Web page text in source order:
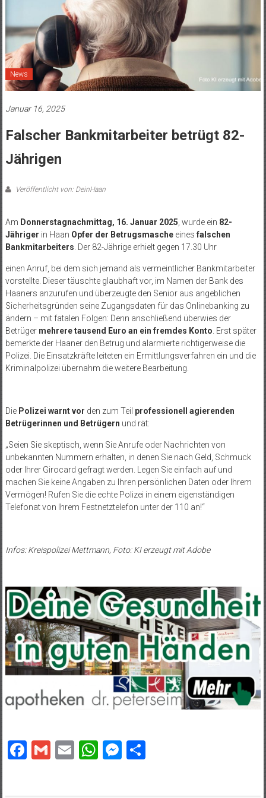
News
Januar 16, 2025
Falscher Bankmitarbeiter betrügt 82-
Jährigen
Veröffentlicht von: DeinHaan
Am Donnerstagnachmittag, 16. Januar 2025 , wurde ein 82-
Jähriger in Haan Opfer der Betrugsmascheeines falschen
Bankmitarbeiters . Der 82-Jährige erhielt gegen 17.30 Uhr
einen Anruf, bei dem sich jemand als vermeintlicher Bankmitarbeiter
vorstellte. Dieser täuschte glaubhaft vor, im Namen der Bank des
Haaners anzurufen und überzeugte den Senior aus angeblichen
Sicherheitsgründen seine Zugangsdaten für das Onlinebanking zu
ändern – mit fatalen Folgen: Denn anschließend überwies der
Betrüger mehrere tausend Euro an ein fremdes Konto . Erst später
bemerkte der Haaner den Betrug und alarmierte richtigerweise die
Polizei. Die Einsatzkräfte leiteten ein Ermittlungsverfahren ein und die
Kriminalpolizei übernahm die weitere Bearbeitung.
Die Polizei warntvor den zum Teil professionell agierenden
Betrügerinnen und Betrügern und rät:
„Seien Sie skeptisch, wenn Sie Anrufe oder Nachrichten von
unbekannten Nummern erhalten, in denen Sie nach Geld, Schmuck
oder Ihrer Girocard gefragt werden. Legen Sie einfach auf und
machen Sie keine Angaben zu Ihren persönlichen Daten oder Ihrem
Vermögen! Rufen Sie die echte Polizei in einem eigenständigen
Telefonat von Ihrem Festnetztelefon unter der 110 an!“
Infos: Kreispolizei Mettmann, Foto: KI erzeugt mit Adobe
Facebook
GmailEmailWhatsApp
Messenger